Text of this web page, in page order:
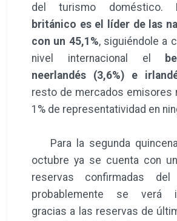
del turismo doméstico.
británico es el líder de las
con un 45,1%, siguiéndole a
nivel internacional el
neerlandés (3,6%) e
resto de mercados emisores
1% de representatividad en
Para la segunda
octubre ya se cuenta con
reservas confirmadas del
probablemente se verá
gracias a las reservas de